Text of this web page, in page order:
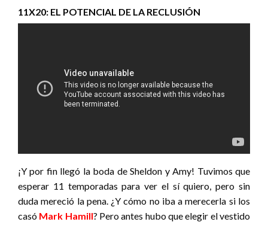
11X20: EL POTENCIAL DE LA RECLUSIÓN
¡Y por fin llegó la boda de Sheldon y Amy! Tuvimos que
esperar 11 temporadas para ver el sí quiero, pero sin
duda mereció la pena. ¿Y cómo no iba a merecerla si los
casó Mark Hamill? Pero antes hubo que elegir el vestido